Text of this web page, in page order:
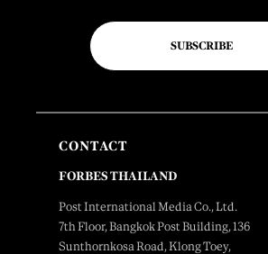
SUBSCRIBE
CONTACT
FORBES THAILAND
Post International Media Co., Ltd.
7th Floor, Bangkok Post Building, 136
Sunthornkosa Road, Klong Toey,